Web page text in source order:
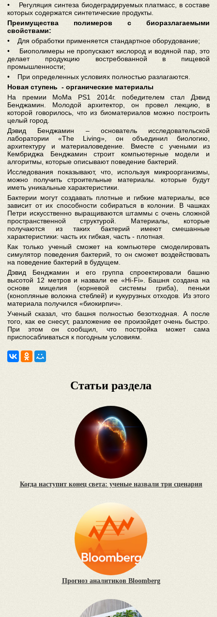
• Регуляция синтеза биодеградируемых платмасс, в составе
которых содержатся синтетические продукты.
Преимущества полимеров с биоразлагаемыми
свойствами:
• Для обработки применяется стандартное оборудование;
• Биополимеры не пропускают кислород и водяной пар, это
делает продукцию востребованной в пищевой
промышленности;
• При определенных условиях полностью разлагаются.
Новая ступень - органические материалы
На премии MoMa PS1 2014г. победителем стал Дэвид
Бенджамин. Молодой архитектор, он провел лекцию, в
которой говорилось, что из биоматериалов можно построить
целый город.
Дэвид Бенджамин – основатель исследовательской
лаборатории «The Living» , он объединил биологию,
архитектуру и материаловедение. Вместе с учеными из
Кембриджа Бенджамин строит компьютерные модели и
алгоритмы, которые описывают поведение бактерий.
Исследования показывают, что, используя микроорганизмы,
можно получить строительные материалы. которые будут
иметь уникальные характеристики.
Бактерии могут создавать плотные и гибкие материалы, все
зависит от их способности собираться в колонии. В чашках
Петри искусственно выращиваются штаммы с очень сложной
пространственной структурой. Материалы, которые
получаются из таких бактерий имеют смешанные
характеристики: часть их гибкая, часть - плотная.
Как только ученый сможет на компьютере смоделировать
симулятор поведения бактерий, то он сможет воздействовать
на поведение бактерий в будущем.
Дэвид Бенджамин и его группа спроектировали башню
высотой 12 метров и назвали ее «Hi-Fi». Башня создана на
основе мицелия (корневой системы гриба), пеньки
(конопляные волокна стеблей) и кукурузных отходов. Из этого
материала получился «биокирпич».
Ученый сказал, что башня полностью безотходная. А после
того, как ее снесут, разложение ее произойдет очень быстро.
При этом он сообщил, что постройка может сама
приспосабливаться к погодным условиям.
Статьи раздела
Когда наступит конец света: ученые назвали три сценария
Прогноз аналитиков Bloomberg